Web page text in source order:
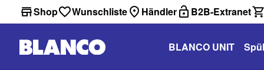
Shop Wunschliste Händler B2B-Extranet
BLANCO UNIT